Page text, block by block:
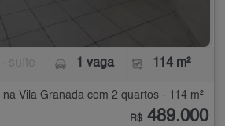
1 vaga 114 m²
Vila Granada com 2 quartos - 114 m²
R$ 489.000